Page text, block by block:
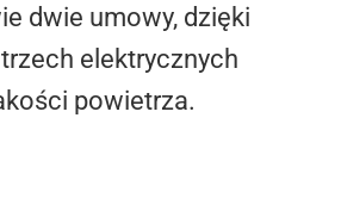
dwie umowy, dzięki
elektrycznych
powietrza.